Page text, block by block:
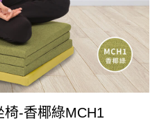
-香椰綠MCH1